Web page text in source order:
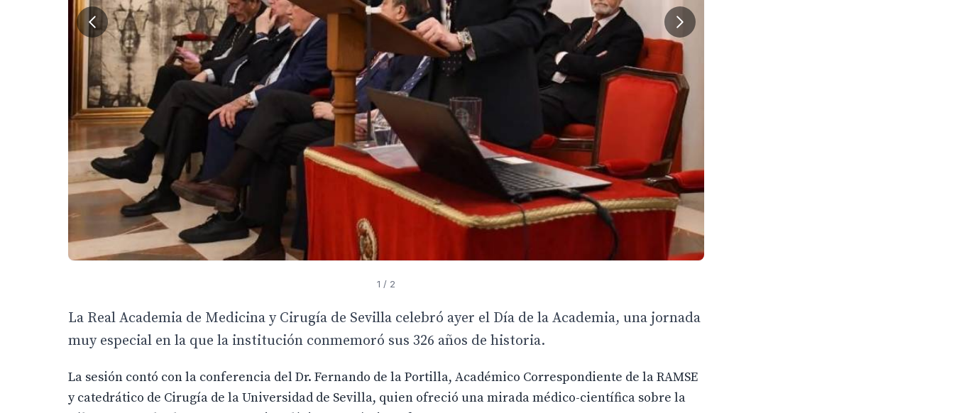
1 / 2
La Real Academia de Medicina y Cirugía de Sevilla celebró ayer el Día de la Academia, una jornada
muy especial en la que la institución conmemoró sus 326 años de historia.
La sesión contó con la conferencia del Dr. Fernando de la Portilla, Académico Correspondiente de la RAMSE
y catedrático de Cirugía de la Universidad de Sevilla, quien ofreció una mirada médico-científica sobre la